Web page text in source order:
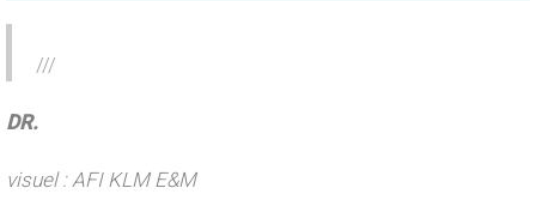
///
DR.
visuel : AFI KLM E&M